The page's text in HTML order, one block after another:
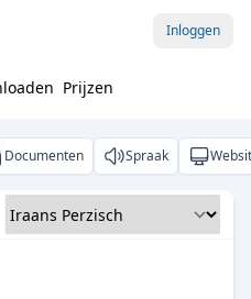
Inloggen
Prijzen
Documenten Spraak